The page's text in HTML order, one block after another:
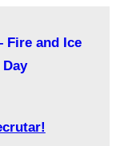
Fire and Ice
Day